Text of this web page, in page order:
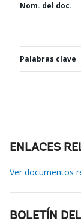
Nom. del doc.
Palabras clave
ENLACES
Ver documentos
BOLETÍN